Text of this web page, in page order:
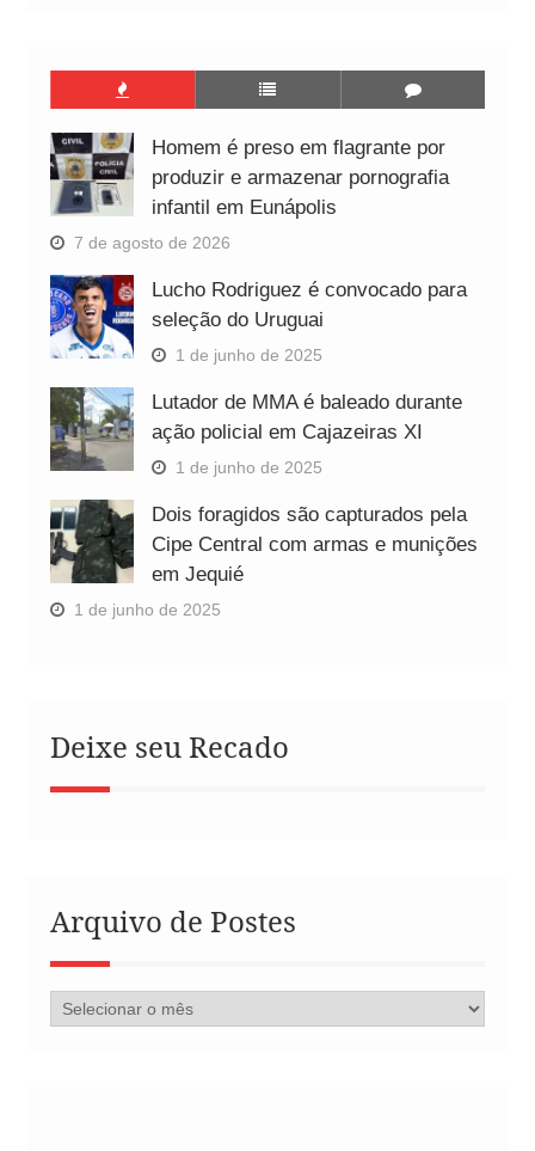
Homem é preso em flagrante por
produzir e armazenar pornografia
infantil em Eunápolis
7 de agosto de 2026
Lucho Rodriguez é convocado para
seleção do Uruguai
1 de junho de 2025
Lutador de MMA é baleado durante
ação policial em Cajazeiras XI
1 de junho de 2025
Dois foragidos são capturados pela
Cipe Central com armas e munições
em Jequié
1 de junho de 2025
Deixe seu Recado
Arquivo de Postes
Arquivo
de